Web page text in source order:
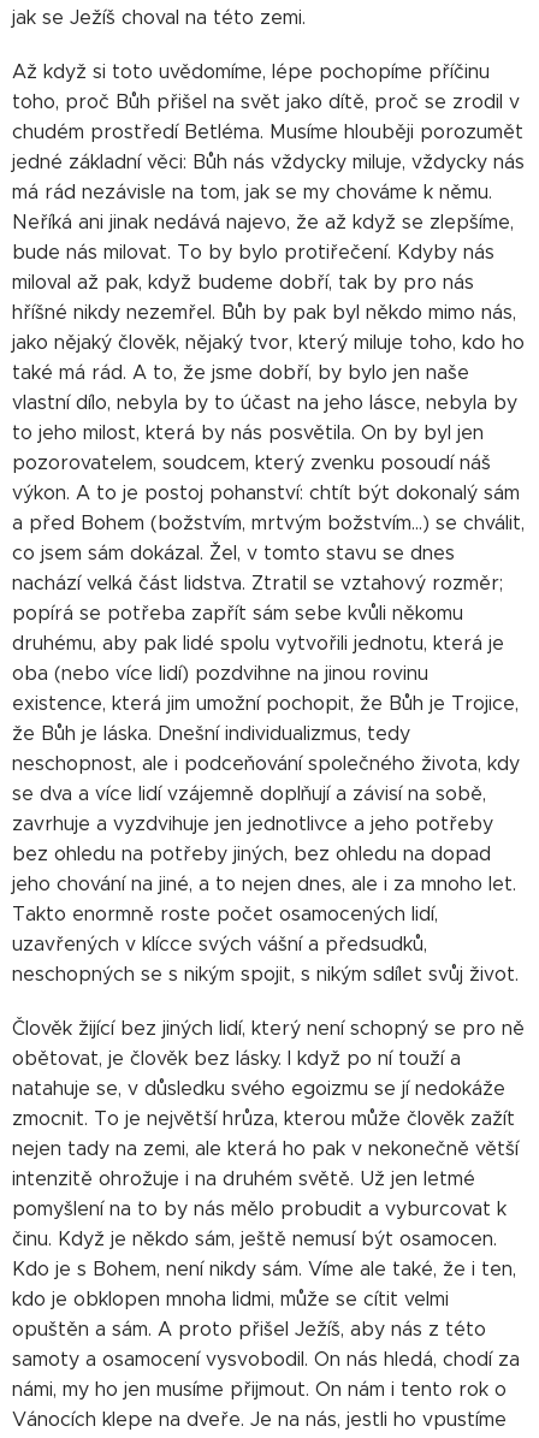
jak se Ježíš choval na této zemi.
Až když si toto uvědomíme, lépe pochopíme příčinu
toho, proč Bůh přišel na svět jako dítě, proč se zrodil v
chudém prostředí Betléma. Musíme hlouběji porozumět
jedné základní věci: Bůh nás vždycky miluje, vždycky nás
má rád nezávisle na tom, jak se my chováme k němu.
Neříká ani jinak nedává najevo, že až když se zlepšíme,
bude nás milovat. To by bylo protiřečení. Kdyby nás
miloval až pak, když budeme dobří, tak by pro nás
hříšné nikdy nezemřel. Bůh by pak byl někdo mimo nás,
jako nějaký člověk, nějaký tvor, který miluje toho, kdo ho
také má rád. A to, že jsme dobří, by bylo jen naše
vlastní dílo, nebyla by to účast na jeho lásce, nebyla by
to jeho milost, která by nás posvětila. On by byl jen
pozorovatelem, soudcem, který zvenku posoudí náš
výkon. A to je postoj pohanství: chtít být dokonalý sám
a před Bohem (božstvím, mrtvým božstvím...) se chválit,
co jsem sám dokázal. Žel, v tomto stavu se dnes
nachází velká část lidstva. Ztratil se vztahový rozměr;
popírá se potřeba zapřít sám sebe kvůli někomu
druhému, aby pak lidé spolu vytvořili jednotu, která je
oba (nebo více lidí) pozdvihne na jinou rovinu
existence, která jim umožní pochopit, že Bůh je Trojice,
že Bůh je láska. Dnešní individualizmus, tedy
neschopnost, ale i podceňování společného života, kdy
se dva a více lidí vzájemně doplňují a závisí na sobě,
zavrhuje a vyzdvihuje jen jednotlivce a jeho potřeby
bez ohledu na potřeby jiných, bez ohledu na dopad
jeho chování na jiné, a to nejen dnes, ale i za mnoho let.
Takto enormně roste počet osamocených lidí,
uzavřených v klícce svých vášní a předsudků,
neschopných se s nikým spojit, s nikým sdílet svůj život.
Člověk žijící bez jiných lidí, který není schopný se pro ně
obětovat, je člověk bez lásky. I když po ní touží a
natahuje se, v důsledku svého egoizmu se jí nedokáže
zmocnit. To je největší hrůza, kterou může člověk zažít
nejen tady na zemi, ale která ho pak v nekonečně větší
intenzitě ohrožuje i na druhém světě. Už jen letmé
pomyšlení na to by nás mělo probudit a vyburcovat k
činu. Když je někdo sám, ještě nemusí být osamocen.
Kdo je s Bohem, není nikdy sám. Víme ale také, že i ten,
kdo je obklopen mnoha lidmi, může se cítit velmi
opuštěn a sám. A proto přišel Ježíš, aby nás z této
samoty a osamocení vysvobodil. On nás hledá, chodí za
námi, my ho jen musíme přijmout. On nám i tento rok o
Vánocích klepe na dveře. Je na nás, jestli ho vpustíme